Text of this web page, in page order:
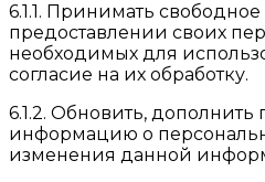
6.1.1. Принимать
предоставлении своих
необходимых для
согласие на их обработку.
6.1.2. Обновить,
информацию о
изменения данной